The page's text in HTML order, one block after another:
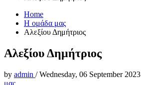
Home
Η ομάδα μας
Αλεξίου Δημήτριος
Αλεξίου Δημήτριος
by admin /Wednesday, 06 September 2023